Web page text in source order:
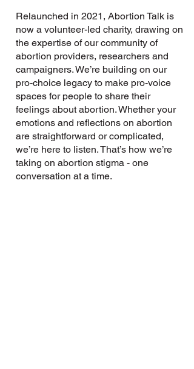
Relaunched in 2021, Abortion Talk is
now a volunteer-led charity, drawing on
the expertise of our community of
abortion providers, researchers and
campaigners. We’re building on our
pro-choice legacy to make pro-voice
spaces for people to share their
feelings about abortion. Whether your
emotions and reflections on abortion
are straightforward or complicated,
we’re here to listen. That’s how we’re
taking on abortion stigma - one
conversation at a time.